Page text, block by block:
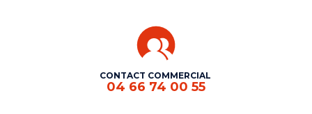
CONTACT COMMERCIAL
04 66 74 00 55